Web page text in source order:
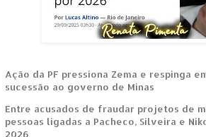
Ação da PF pressiona Zema e respinga
sucessão ao governo de Minas
Entre acusados de fraudar projetos de
pessoas ligadas a Pacheco, Silveira e
2026